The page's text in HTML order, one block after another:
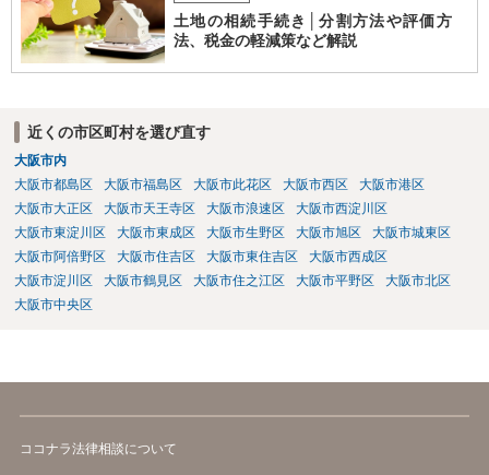
土地の相続手続き│分割方法や評価方
法、税金の軽減策など解説
近くの市区町村を選び直す
大阪市内
大阪市都島区
大阪市福島区 大阪市此花区 大阪市西区
大阪市港区
大阪市大正区
大阪市天王寺区 大阪市浪速区
大阪市西淀川区
大阪市東淀川区
大阪市東成区 大阪市生野区 大阪市旭区
大阪市城東区
大阪市阿倍野区
大阪市住吉区 大阪市東住吉区
大阪市西成区
大阪市淀川区
大阪市鶴見区 大阪市住之江区 大阪市平野区
大阪市北区
大阪市中央区
ココナラ法律相談について